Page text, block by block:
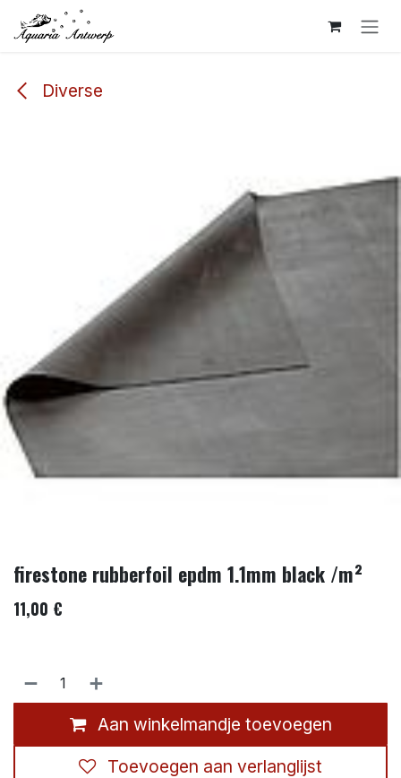
Overslaan naar inhoud
Diverse
firestone rubberfoil epdm 1.1mm black /m²
11,00 €
Aan winkelmandje toevoegen
Toevoegen aan verlanglijst